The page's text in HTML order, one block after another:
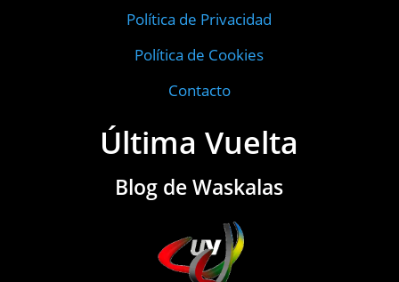
Política de Privacidad
Política de Cookies
Contacto
Última Vuelta
Blog de Waskalas